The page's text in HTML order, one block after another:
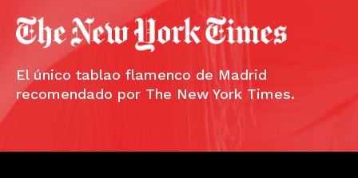
El único tablao flamenco de Madrid
recomendado por The New York Times.